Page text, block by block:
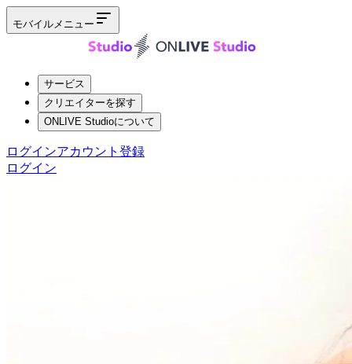
モバイルメニュー
サービス
クリエイターを探す
ONLIVE Studioについて
ログインアカウント登録
ログイン